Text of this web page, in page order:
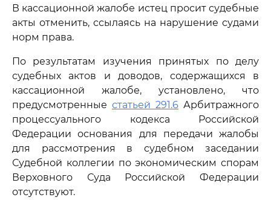
В кассационной жалобе истец просит судебные
акты отменить, ссылаясь на нарушение судами
норм права.
По результатам изучения принятых по делу
судебных актов и доводов, содержащихся в
кассационной жалобе, установлено, что
предусмотренные статьей 291.6 Арбитражного
процессуального кодекса Российской
Федерации основания для передачи жалобы
для рассмотрения в судебном заседании
Судебной коллегии по экономическим спорам
Верховного Суда Российской Федерации
отсутствуют.